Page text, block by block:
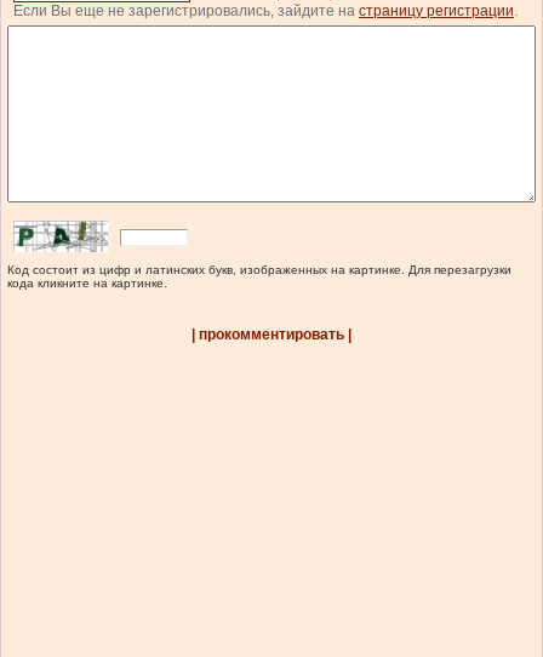
Если Вы еще не зарегистрировались, зайдите на страницу регистрации.
Код состоит из цифр и латинских букв, изображенных на картинке. Для перезагрузки
кода кликните на картинке.
| прокомментировать |